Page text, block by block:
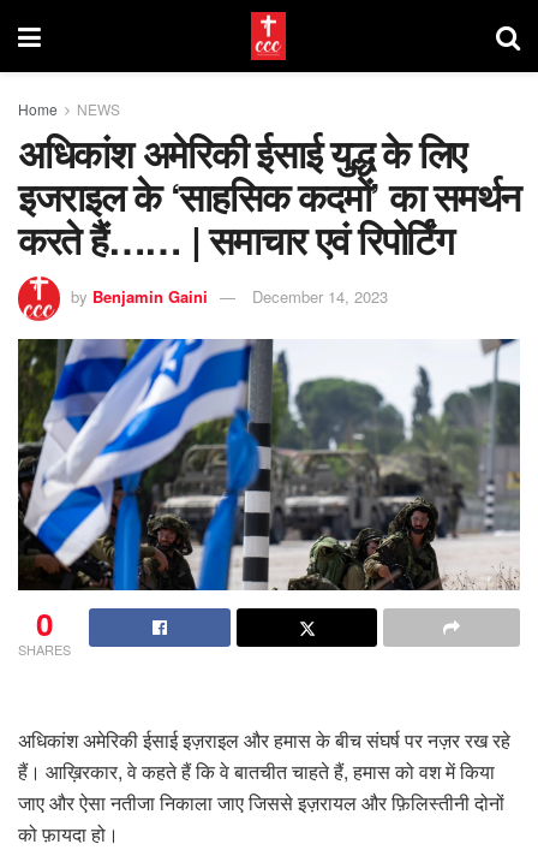
Home NEWS
अधिकांश अमेरिकी ईसाई युद्ध के लिए
इजराइल के ‘साहसिक कदमों’ का समर्थन
करते हैं…… | समाचार एवं रिपोर्टिंग
by Benjamin Gaini December 14, 2023
0
SHARES
अधिकांश अमेरिकी ईसाई इज़राइल और हमास के बीच संघर्ष पर नज़र रख रहे
हैं। आख़िरकार, वे कहते हैं कि वे बातचीत चाहते हैं, हमास को वश में किया
जाए और ऐसा नतीजा निकाला जाए जिससे इज़रायल और फ़िलिस्तीनी दोनों
को फ़ायदा हो।